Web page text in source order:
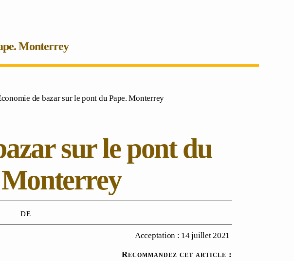
Monterrey
de bazar sur le pont du Pape. Monterrey
sur le pont du
Monterrey
Acceptation : 14 juillet 2021
Recommandez cet article :